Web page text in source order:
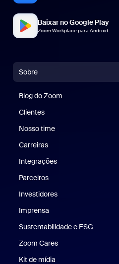
Baixar no Google Play
Zoom Workplace para Android
Sobre
Blog do Zoom
Clientes
Nosso time
Carreiras
Integrações
Parceiros
Investidores
Imprensa
Sustentabilidade e ESG
Zoom Cares
Kit de mídia